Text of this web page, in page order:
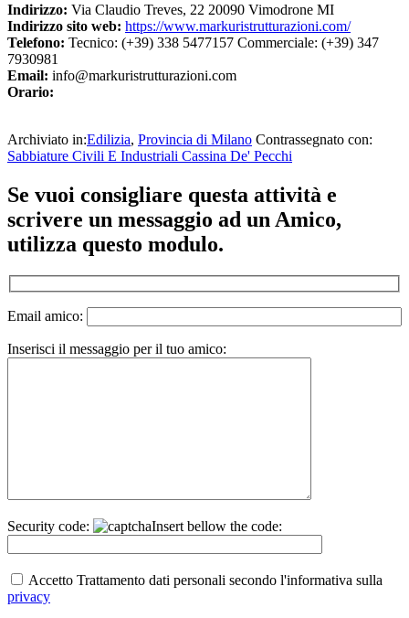
Indirizzo: Via Claudio Treves, 22 20090 Vimodrone MI
Indirizzo sito web: https://www.markuristrutturazioni.com/
Telefono: Tecnico: (+39) 338 5477157 Commerciale: (+39) 347
7930981
Email: info@markuristrutturazioni.com
Orario:
Archiviato in:Edilizia, Provincia di Milano Contrassegnato con:
Sabbiature Civili E Industriali Cassina De' Pecchi
Interazioni
del
lettore
Se vuoi consigliare questa attività e
scrivere un messaggio ad un Amico,
utilizza questo modulo.
Email amico:
Inserisci il messaggio per il tuo amico:
Security code: Insert bellow the code:
Accetto Trattamento dati personali secondo l'informativa sulla
privacy